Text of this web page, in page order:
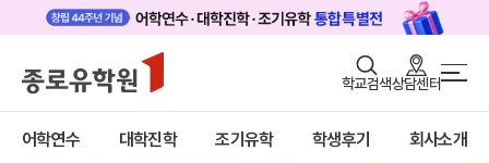
학교검색상담센터
어학연수 대학진학 조기유학 학생후기 회사소개
로그인 회원가입
어학연수
대학진학 미국